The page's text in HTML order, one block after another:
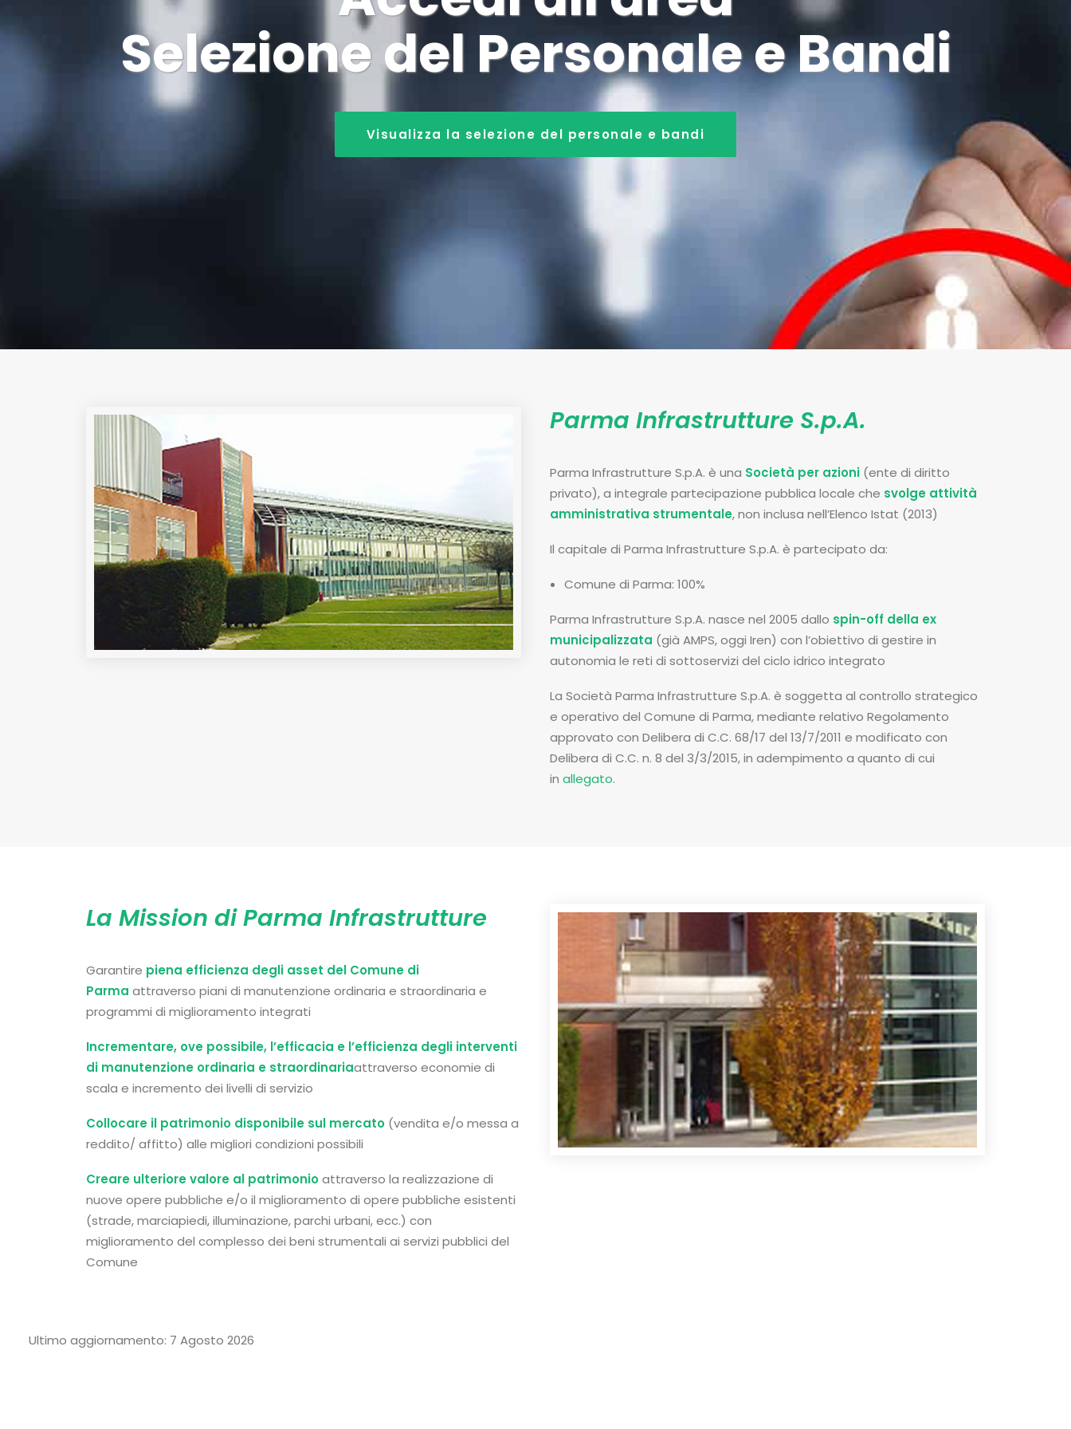
Selezione del Personale e Bandi
Visualizza la selezione del personale e bandi
Parma Infrastrutture S.p.A.
Parma Infrastrutture S.p.A. è una Società per azioni (ente di diritto
privato), a integrale partecipazione pubblica locale che svolge attività
amministrativa strumentale, non inclusa nell’Elenco Istat (2013)
Il capitale di Parma Infrastrutture S.p.A. è partecipato da:
Comune di Parma: 100%
Parma Infrastrutture S.p.A. nasce nel 2005 dallo spin-off della ex
municipalizzata (già AMPS, oggi Iren) con l’obiettivo di gestire in
autonomia le reti di sottoservizi del ciclo idrico integrato
La Società Parma Infrastrutture S.p.A. è soggetta al controllo strategico
e operativo del Comune di Parma, mediante relativo Regolamento
approvato con Delibera di C.C. 68/17 del 13/7/2011 e modificato con
Delibera di C.C. n. 8 del 3/3/2015, in adempimento a quanto di cui
in allegato.
La Mission di Parma Infrastrutture
Garantire piena efficienza degli asset del Comune di
Parma attraverso piani di manutenzione ordinaria e straordinaria e
programmi di miglioramento integrati
Incrementare, ove possibile, l’efficacia e l’efficienza degli interventi
di manutenzione ordinaria e straordinariaattraverso economie di
scala e incremento dei livelli di servizio
Collocare il patrimonio disponibile sul mercato (vendita e/o messa a
reddito/ affitto) alle migliori condizioni possibili
Creare ulteriore valore al patrimonioattraverso la realizzazione di
nuove opere pubbliche e/o il miglioramento di opere pubbliche esistenti
(strade, marciapiedi, illuminazione, parchi urbani, ecc.) con
miglioramento del complesso dei beni strumentali ai servizi pubblici del
Comune
Ultimo aggiornamento: 7 Agosto 2026